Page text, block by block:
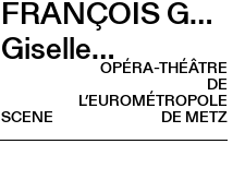
FRANÇOIS GREMAUD & SAMANTHA VAN WISSEN
Giselle…OPÉRA-THÉÂTRE
DE
L’EUROMÉTROPOLE
DE METZ
SCENE